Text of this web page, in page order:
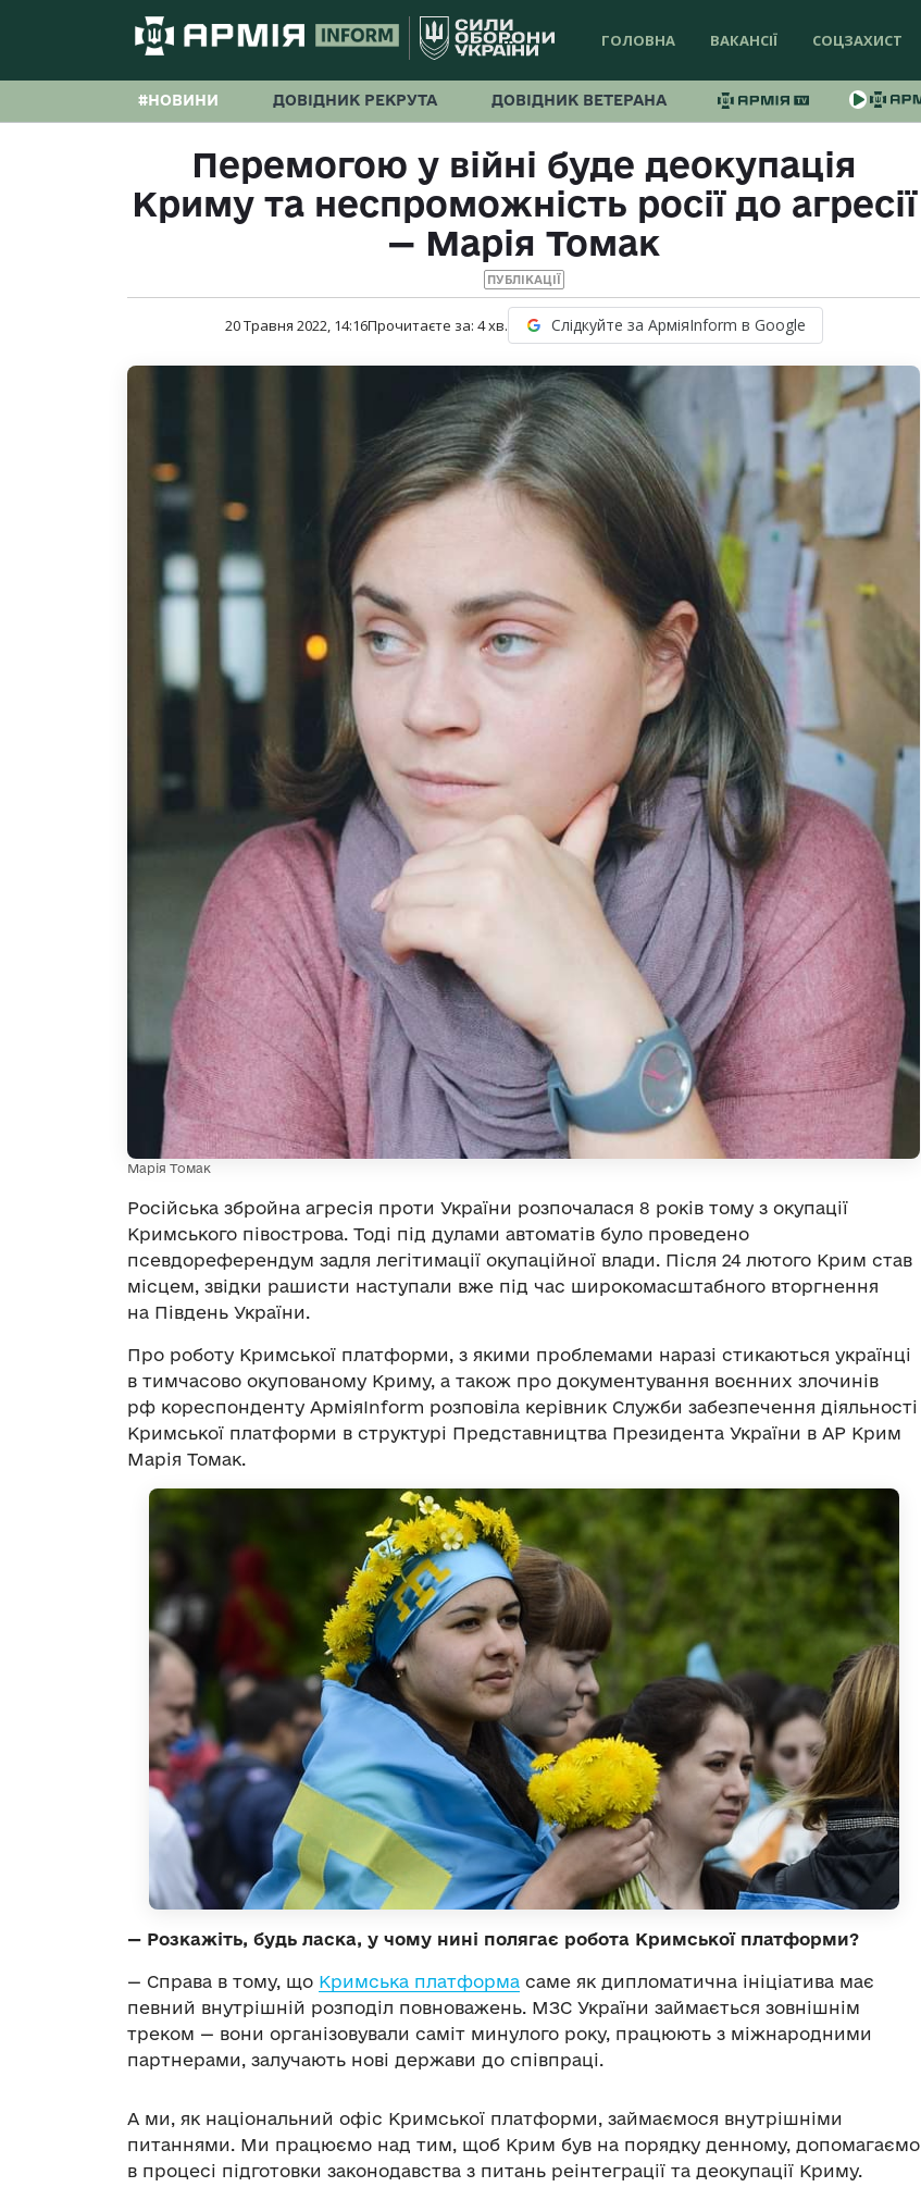
ГОЛОВНА ВАКАНСІЇ СОЦЗАХИСТ
#НОВИНИ ДОВІДНИК РЕКРУТА ДОВІДНИК ВЕТЕРАНА
Перемогою у війні буде деокупація
Криму та неспроможність росії до агресії
— Марія Томак
ПУБЛІКАЦІЇ
20 Травня 2022, 14:16Прочитаєте за: 4хв. Слідкуйте за АрміяInform в Google
Марія Томак
Російська збройна агресія проти України розпочалася 8 років тому з окупації
Кримського півострова. Тоді під дулами автоматів було проведено
псевдореферендум задля легітимації окупаційної влади. Після 24 лютого Крим став
місцем, звідки рашисти наступали вже під час широкомасштабного вторгнення
на Південь України.
Про роботу Кримської платформи, з якими проблемами наразі стикаються українці
в тимчасово окупованому Криму, а також про документування воєнних злочинів
рф кореспонденту АрміяInform розповіла керівник Служби забезпечення діяльності
Кримської платформи в структурі Представництва Президента України в АР Крим
Марія Томак.
— Розкажіть, будь ласка, у чому нині полягає робота Кримської платформи?
— Справа в тому, що Кримська платформа саме як дипломатична ініціатива має
певний внутрішній розподіл повноважень. МЗС України займається зовнішнім
треком — вони організовували саміт минулого року, працюють з міжнародними
партнерами, залучають нові держави до співпраці.
А ми, як національний офіс Кримської платформи, займаємося внутрішніми
питаннями. Ми працюємо над тим, щоб Крим був на порядку денному, допомагаємо
в процесі підготовки законодавства з питань реінтеграції та деокупації Криму.